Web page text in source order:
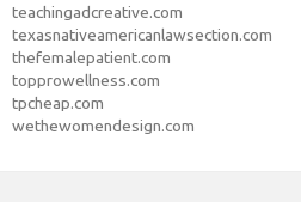
teachingadcreative.com
texasnativeamericanlawsection.com
thefemalepatient.com
topprowellness.com
tpcheap.com
wethewomendesign.com